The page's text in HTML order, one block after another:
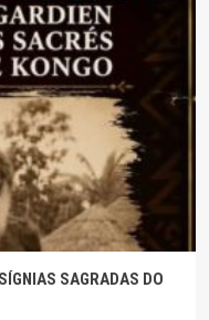
SAGRADAS DO